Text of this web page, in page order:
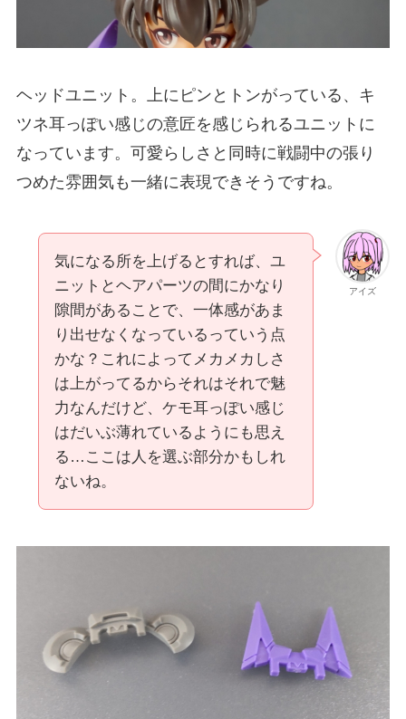
ヘッドユニット。上にピンとトンがっている、キ
ツネ耳っぽい感じの意匠を感じられるユニットに
なっています。可愛らしさと同時に戦闘中の張り
つめた雰囲気も一緒に表現できそうですね。
アイズ
気になる所を上げるとすれば、ユ
ニットとヘアパーツの間にかなり
隙間があることで、一体感があま
り出せなくなっているっていう点
かな？これによってメカメカしさ
は上がってるからそれはそれで魅
力なんだけど、ケモ耳っぽい感じ
はだいぶ薄れているようにも思え
る…ここは人を選ぶ部分かもしれ
ないね。